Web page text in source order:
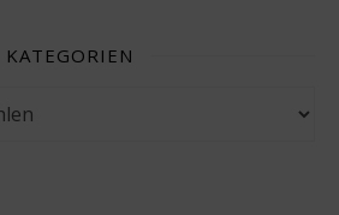
KATEGORIEN